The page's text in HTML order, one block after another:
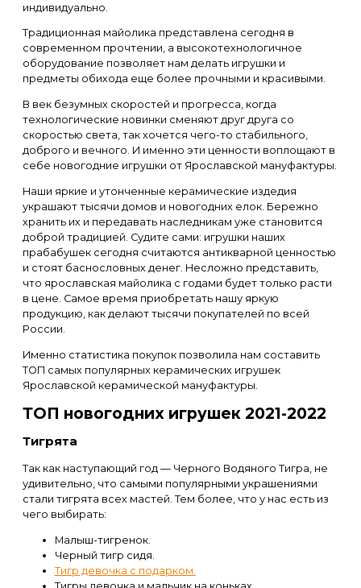
индивидуально.
Традиционная майолика представлена сегодня в
современном прочтении, а высокотехнологичное
оборудование позволяет нам делать игрушки и
предметы обихода еще более прочными и красивыми.
В век безумных скоростей и прогресса, когда
технологические новинки сменяют друг друга со
скоростью света, так хочется чего-то стабильного,
доброго и вечного. И именно эти ценности воплощают в
себе новогодние игрушки от Ярославской мануфактуры.
Наши яркие и утонченные керамические издедия
украшают тысячи домов и новогодних елок. Бережно
хранить их и передавать наследникам уже становится
доброй традицией. Судите сами: игрушки наших
прабабушек сегодня считаются антикварной ценностью
и стоят баснословных денег. Несложно представить,
что ярославская майолика с годами будет только расти
в цене. Самое время приобретать нашу яркую
продукцию, как делают тысячи покупателей по всей
России.
Именно статистика покупок позволила нам составить
ТОП самых популярных керамических игрушек
Ярославской керамической мануфактуры.
ТОП новогодних игрушек 2021-2022
Тигрята
Так как наступающий год — Черного Водяного Тигра, не
удивительно, что самыми популярными украшениями
стали тигрята всех мастей. Тем более, что у нас есть из
чего выбирать:
Малыш-тигренок.
Черный тигр сидя.
Тигр девочка с подарком.